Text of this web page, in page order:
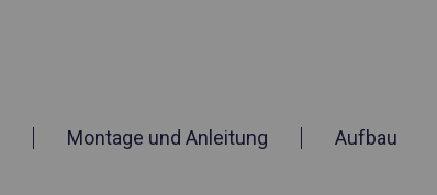
Montage und Anleitung Aufbau